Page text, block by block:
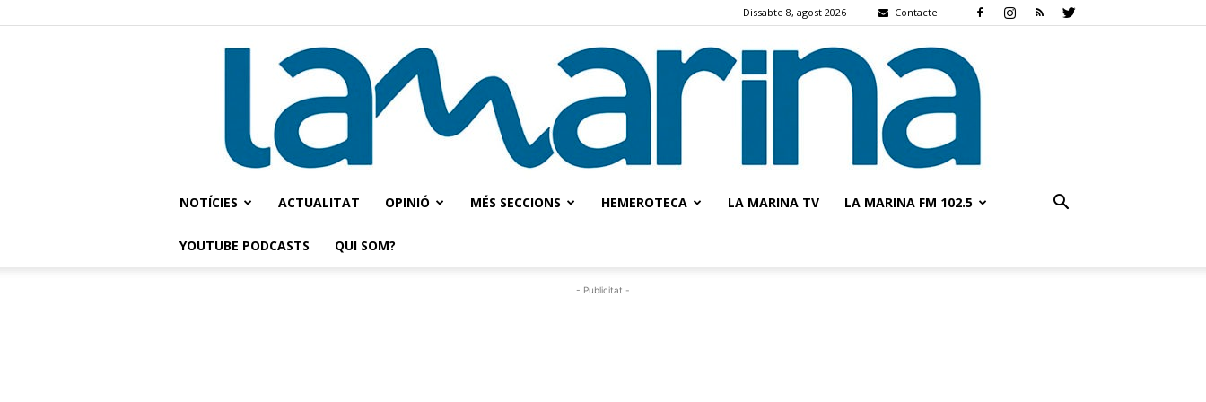
Dissabte 8, agost 2026 Contacte
NOTÍCIES ACTUALITAT OPINIÓ MÉS SECCIONS HEMEROTECA LA MARINA TV LA MARINA FM 102.5
YOUTUBE PODCASTS QUI SOM?
- Publicitat -